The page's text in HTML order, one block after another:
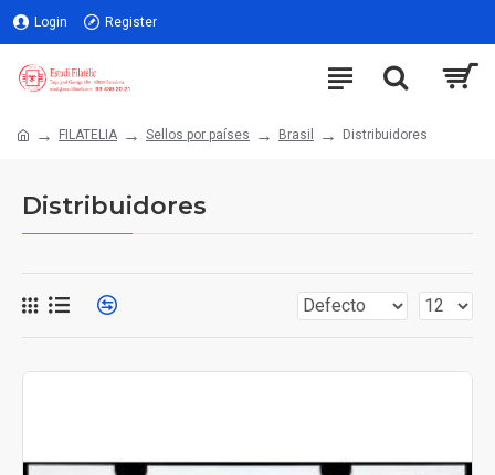
Login Register
FILATELIA Sellos por países Brasil Distribuidores
Distribuidores